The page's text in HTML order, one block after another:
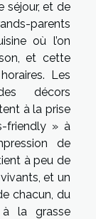
séjour, et de
parents
où l’on
et cette
Les
décors
à la prise
friendly » à
de
à peu de
et un
chacun, du
à la grasse